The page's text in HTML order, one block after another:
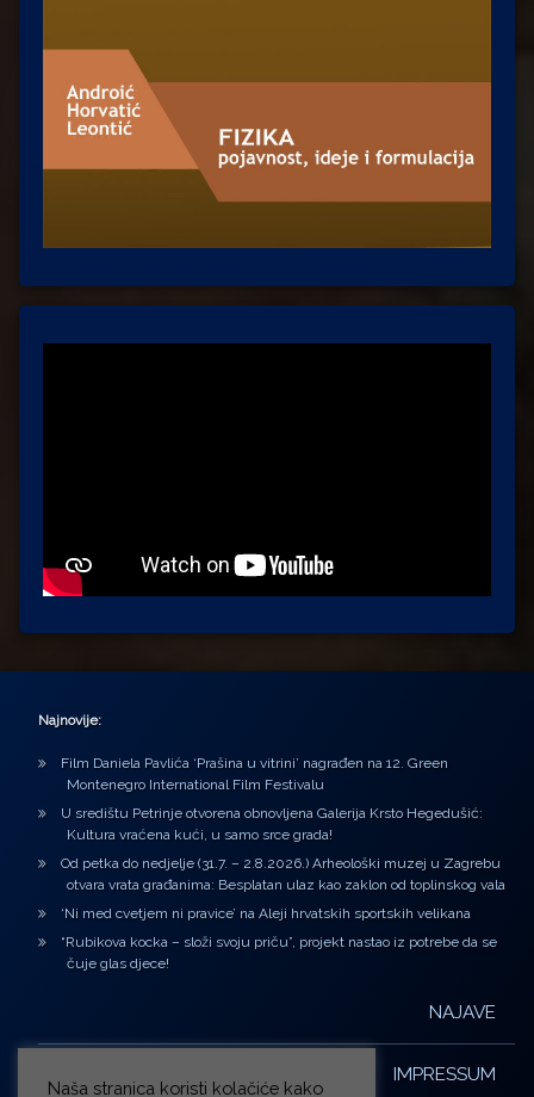
Najnovije:
Film Daniela Pavlića ‘Prašina u vitrini’ nagrađen na 12. Green
Montenegro International Film Festivalu
U središtu Petrinje otvorena obnovljena Galerija Krsto Hegedušić:
Kultura vraćena kući, u samo srce grada!
Od petka do nedjelje (31.7. – 2.8.2026.) Arheološki muzej u Zagrebu
otvara vrata građanima: Besplatan ulaz kao zaklon od toplinskog vala
‘Ni med cvetjem ni pravice’ na Aleji hrvatskih sportskih velikana
“Rubikova kocka – složi svoju priču”, projekt nastao iz potrebe da se
čuje glas djece!
NAJAVE
IMPRESSUM
Naša stranica koristi kolačiće kako